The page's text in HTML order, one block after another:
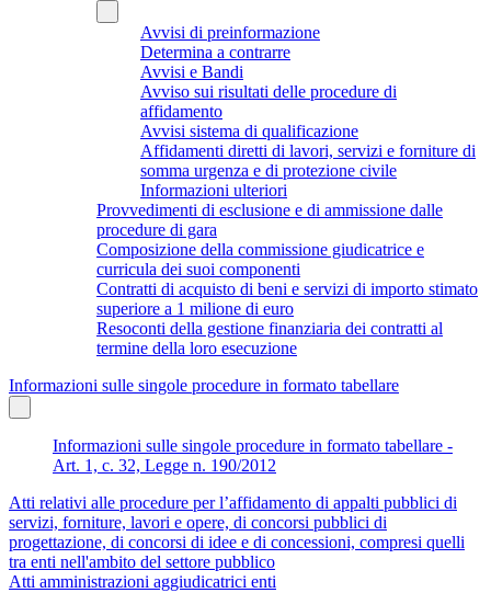
Avvisi di preinformazione
Determina a contrarre
Avvisi e Bandi
Avviso sui risultati delle procedure di
affidamento
Avvisi sistema di qualificazione
Affidamenti diretti di lavori, servizi e forniture di
somma urgenza e di protezione civile
Informazioni ulteriori
Provvedimenti di esclusione e di ammissione dalle
procedure di gara
Composizione della commissione giudicatrice e
curricula dei suoi componenti
Contratti di acquisto di beni e servizi di importo stimato
superiore a 1 milione di euro
Resoconti della gestione finanziaria dei contratti al
termine della loro esecuzione
Informazioni sulle singole procedure in formato tabellare
Informazioni sulle singole procedure in formato tabellare -
Art. 1, c. 32, Legge n. 190/2012
Atti relativi alle procedure per l’affidamento di appalti pubblici di
servizi, forniture, lavori e opere, di concorsi pubblici di
progettazione, di concorsi di idee e di concessioni, compresi quelli
tra enti nell'ambito del settore pubblico
Atti amministrazioni aggiudicatrici enti